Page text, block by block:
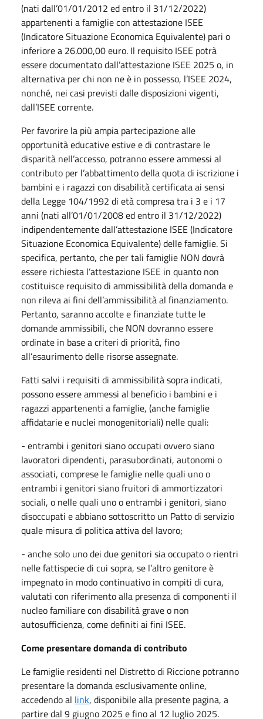
(nati dall’01/01/2012 ed entro il 31/12/2022)
appartenenti a famiglie con attestazione ISEE
(Indicatore Situazione Economica Equivalente) pari o
inferiore a 26.000,00 euro. Il requisito ISEE potrà
essere documentato dall’attestazione ISEE 2025 o, in
alternativa per chi non ne è in possesso, l’ISEE 2024,
nonché, nei casi previsti dalle disposizioni vigenti,
dall’ISEE corrente.
Per favorire la più ampia partecipazione alle
opportunità educative estive e di contrastare le
disparità nell’accesso, potranno essere ammessi al
contributo per l’abbattimento della quota di iscrizione i
bambini e i ragazzi con disabilità certificata ai sensi
della Legge 104/1992 di età compresa tra i 3 e i 17
anni (nati all’01/01/2008 ed entro il 31/12/2022)
indipendentemente dall’attestazione ISEE (Indicatore
Situazione Economica Equivalente) delle famiglie. Si
specifica, pertanto, che per tali famiglie NON dovrà
essere richiesta l’attestazione ISEE in quanto non
costituisce requisito di ammissibilità della domanda e
non rileva ai fini dell’ammissibilità al finanziamento.
Pertanto, saranno accolte e finanziate tutte le
domande ammissibili, che NON dovranno essere
ordinate in base a criteri di priorità, fino
all’esaurimento delle risorse assegnate.
Fatti salvi i requisiti di ammissibilità sopra indicati,
possono essere ammessi al beneficio i bambini e i
ragazzi appartenenti a famiglie, (anche famiglie
affidatarie e nuclei monogenitoriali) nelle quali:
- entrambi i genitori siano occupati ovvero siano
lavoratori dipendenti, parasubordinati, autonomi o
associati, comprese le famiglie nelle quali uno o
entrambi i genitori siano fruitori di ammortizzatori
sociali, o nelle quali uno o entrambi i genitori, siano
disoccupati e abbiano sottoscritto un Patto di servizio
quale misura di politica attiva del lavoro;
- anche solo uno dei due genitori sia occupato o rientri
nelle fattispecie di cui sopra, se l’altro genitore è
impegnato in modo continuativo in compiti di cura,
valutati con riferimento alla presenza di componenti il
nucleo familiare con disabilità grave o non
autosufficienza, come definiti ai fini ISEE.
Come presentare domanda di contributo
Le famiglie residenti nel Distretto di Riccione potranno
presentare la domanda esclusivamente online,
accedendo al link, disponibile alla presente pagina, a
partire dal 9 giugno 2025 e fino al 12 luglio 2025.